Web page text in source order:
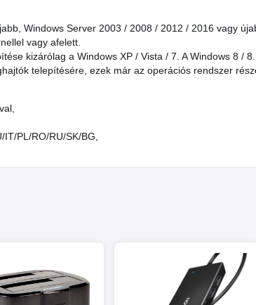
Windows Server 2003 / 2008 / 2012 / 2016 vagy
vagy afelett.
kizárólag a Windows XP / Vista / 7. A Windows 8 /
telepítésére, ezek már az operációs rendszer
PL/RO/RU/SK/BG,